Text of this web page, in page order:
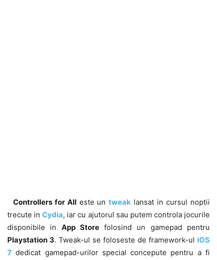
Controllers for Alleste untweak lansat in cursul noptii
trecute inCydia, iar cu ajutorul sau putem controla jocurile
disponibile in App Storefolosind un gamepad pentru
Playstation 3. Tweak-ul se foloseste de framework-ul iOS
7 dedicat gamepad-urilor special concepute pentru a fi